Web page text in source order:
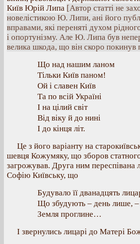
Київ Юрій Липа [Автор статті не
новелістикою Ю. Липи, ані його
вправами, які переняті духом
і опортунізму. Але Ю. Липа був
велика шкода, що він скоро покинув
Що над нашим ланом
Тільки Київ паном!
Ой і славен Київ
Та по всій Україні
І на цілий світ
Від віку й до нині
І до кінця літ.
Це з його варіанту на
шевця Кожумяку, що зборов
загрожував. Друга ним переспівана
Софію Київську, що
Будувало її дванадцять
Що збудують – день лише,
Земля проглине…
І звернулись лицарі до Матері